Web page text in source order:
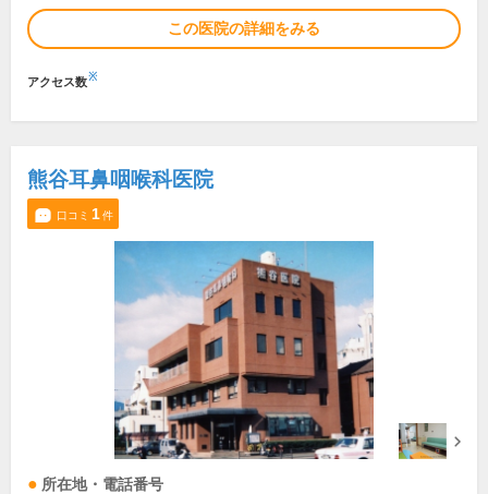
この医院の詳細をみる
アクセス数※
熊谷耳鼻咽喉科医院
口コミ 1件
所在地・電話番号